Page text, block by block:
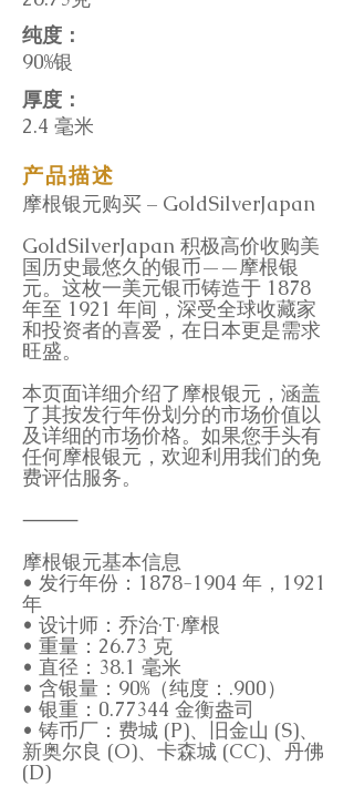
纯度：
90%银
厚度：
2.4 毫米
产品描述
摩根银元购买 – GoldSilverJapan
GoldSilverJapan 积极高价收购美
国历史最悠久的银币——摩根银
元。这枚一美元银币铸造于 1878
年至 1921 年间，深受全球收藏家
和投资者的喜爱，在日本更是需求
旺盛。
本页面详细介绍了摩根银元，涵盖
了其按发行年份划分的市场价值以
及详细的市场价格。如果您手头有
任何摩根银元，欢迎利用我们的免
费评估服务。
⸻
摩根银元基本信息
• 发行年份：1878-1904 年，1921
年
• 设计师：乔治·T·摩根
• 重量：26.73 克
• 直径：38.1 毫米
• 含银量：90%（纯度：.900）
• 银重：0.77344 金衡盎司
• 铸币厂：费城 (P)、旧金山 (S)、
新奥尔良 (O)、卡森城 (CC)、丹佛
(D)